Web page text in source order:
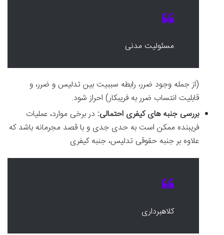
مسئولیت مدنی
(از جمله وجود ضرر، رابطه سببیت بین تدلیس و ضرر، و
قابلیت انتساب ضرر به فریبکار) احراز شود.
بررسی جنبه های کیفری احتمالی: در برخی موارد، عملیات
فریبنده ممکن است به حدی جدی و با قصد مجرمانه باشد که
علاوه بر جنبه حقوقی تدلیس، جنبه کیفری
کلاهبرداری